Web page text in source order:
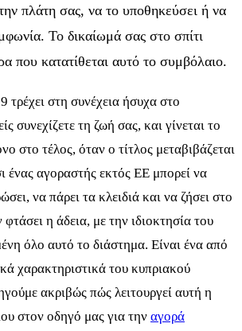
πλάτη σας, να το υποθηκεύσει ή να
Το δικαίωμά σας στο σπίτι
που κατατίθεται αυτό το συμβόλαιο.
στη συνέχεια ήσυχα στο
συνεχίζετε τη ζωή σας, και γίνεται το
στο τέλος, όταν ο τίτλος μεταβιβάζεται
ένας αγοραστής εκτός ΕΕ μπορεί να
να πάρει τα κλειδιά και να ζήσει στο
φτάσει η άδεια, με την ιδιοκτησία του
όλο αυτό το διάστημα. Είναι ένα από
χαρακτηριστικά του κυπριακού
ακριβώς πώς λειτουργεί αυτή η
στον οδηγό μας για την αγορά